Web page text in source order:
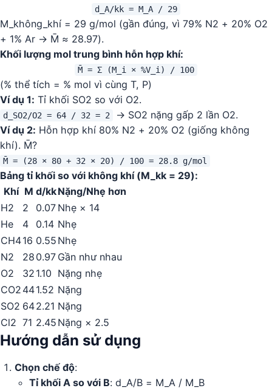
d_A/kk = M_A / 29
M_không_khí = 29 g/mol (gần đúng, vì 79% N2 + 20% O2
+ 1% Ar → M̄ ≈ 28.97).
Khối lượng mol trung bình hỗn hợp khí:
M̄ = Σ (M_i × %V_i) / 100
(% thể tích = % mol vì cùng T, P)
Ví dụ 1: Tỉ khối SO2 so với O2.
d_SO2/O2 = 64 / 32 = 2
→ SO2 nặng gấp 2 lần O2.
Ví dụ 2: Hỗn hợp khí 80% N2 + 20% O2 (giống không
khí). M̄?
M̄ = (28 × 80 + 32 × 20) / 100 = 28.8 g/mol
Bảng tỉ khối so với không khí (M_kk = 29):
Khí M d/kkNặng/Nhẹ hơn
H2
2 0.07 Nhẹ × 14
He
4 0.14 Nhẹ
CH416 0.55 Nhẹ
N2
28 0.97 Gần như nhau
O2
32 1.10 Nặng nhẹ
CO2 441.52 Nặng
SO2 642.21 Nặng
Cl2 71 2.45 Nặng × 2.5
Hướng dẫn sử dụng
Chọn chế độ:
Tỉ khối A so với B: d_A/B = M_A / M_B